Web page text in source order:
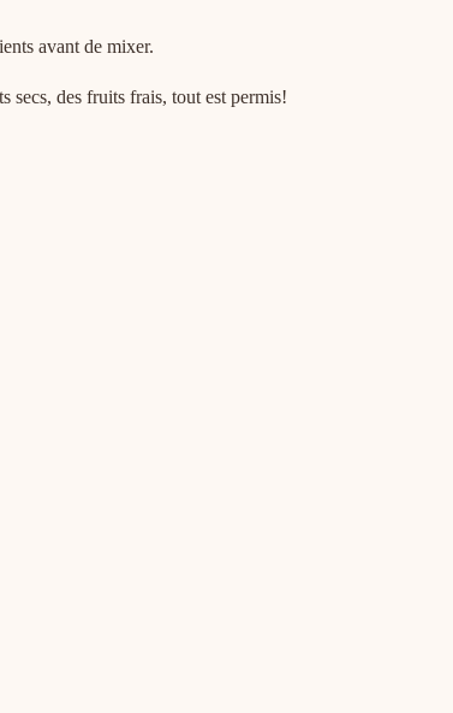
avant de mixer.
secs, des fruits frais, tout est permis!